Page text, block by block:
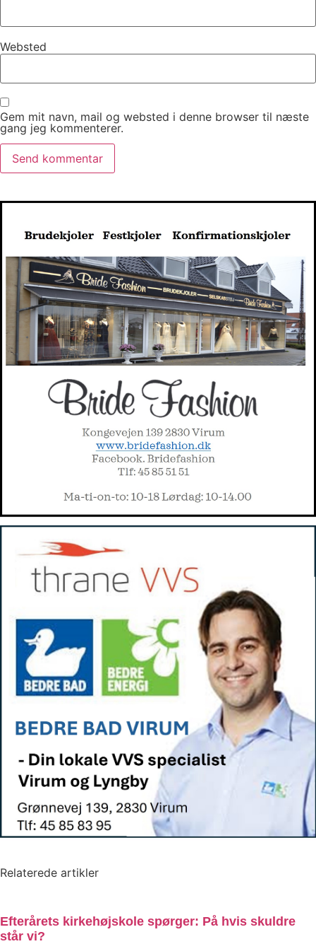
Websted
Gem mit navn, mail og websted i denne browser til næste
gang jeg kommenterer.
Relaterede artikler
Efterårets kirkehøjskole spørger: På hvis skuldre
står vi?